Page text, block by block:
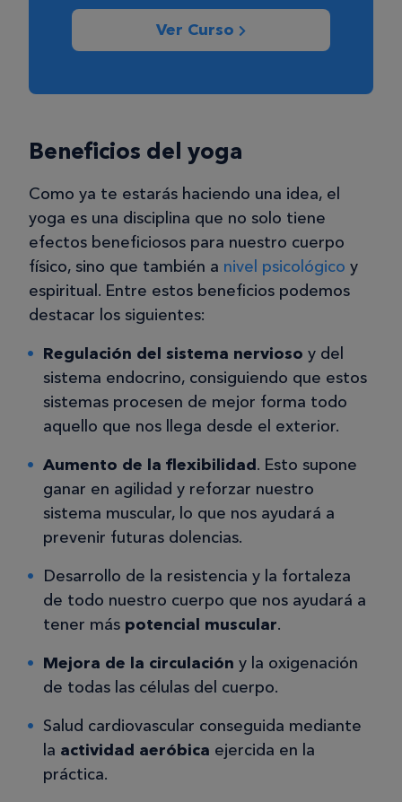
Ver Curso
Beneficios del yoga
Como ya te estarás haciendo una idea, el
yoga es una disciplina que no solo tiene
efectos beneficiosos para nuestro cuerpo
físico, sino que también a nivel psicológico y
espiritual. Entre estos beneficios podemos
destacar los siguientes:
Regulación del sistema nervioso y del
sistema endocrino, consiguiendo que estos
sistemas procesen de mejor forma todo
aquello que nos llega desde el exterior.
Aumento de la flexibilidad. Esto supone
ganar en agilidad y reforzar nuestro
sistema muscular, lo que nos ayudará a
prevenir futuras dolencias.
Desarrollo de la resistencia y la fortaleza
de todo nuestro cuerpo que nos ayudará a
tener más potencial muscular.
Mejora de la circulación y la oxigenación
de todas las células del cuerpo.
Salud cardiovascular conseguida mediante
la actividad aeróbica ejercida en la
práctica.